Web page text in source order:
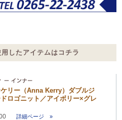
したアイテムはコチラ
リー（Anna Kerry）ダブルジ
ロゴニット／アイボリー×グレ
詳細ページ »